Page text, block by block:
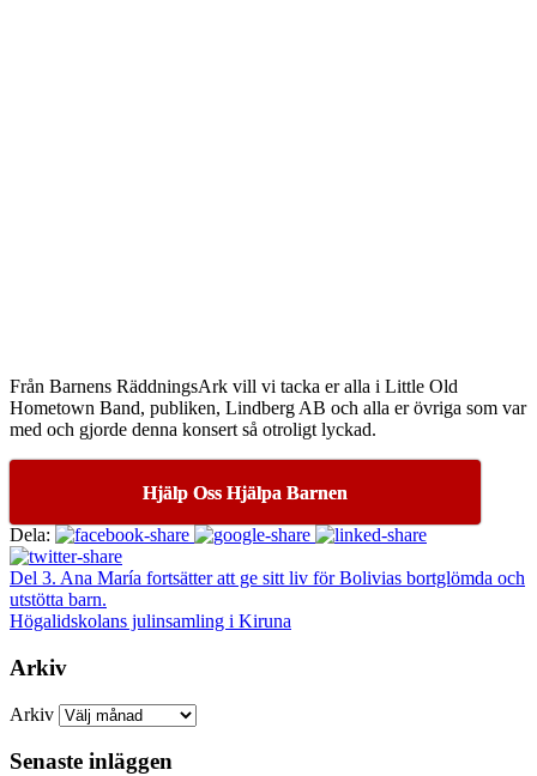
Från Barnens RäddningsArk vill vi tacka er alla i Little Old
Hometown Band, publiken, Lindberg AB och alla er övriga som var
med och gjorde denna konsert så otroligt lyckad.
Hjälp Oss Hjälpa Barnen
Dela:
Del 3. Ana María fortsätter att ge sitt liv för Bolivias bortglömda och
utstötta barn.
Högalidskolans julinsamling i Kiruna
Arkiv
Arkiv
Senaste inläggen